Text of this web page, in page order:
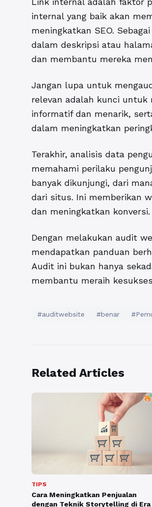
internal yang baik akan
meningkatkan SEO.
dalam deskripsi atau
dan membantu mereka
Jangan lupa untuk
relevan adalah kunci untuk
informatif dan menarik,
dalam meningkatkan
Terakhir, analisis data
memahami perilaku
banyak dikunjungi, dari
dari situs. Ini memberikan
dan meningkatkan konversi.
Dengan melakukan audit
mendapatkan panduan
Audit ini bukan hanya
membantu meraih
#auditwebsite #benar
Related Articles
TIPS
Cara Meningkatkan Penjualan
dengan Teknik Storytelling di Era